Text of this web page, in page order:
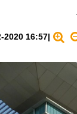
2020 16:57|